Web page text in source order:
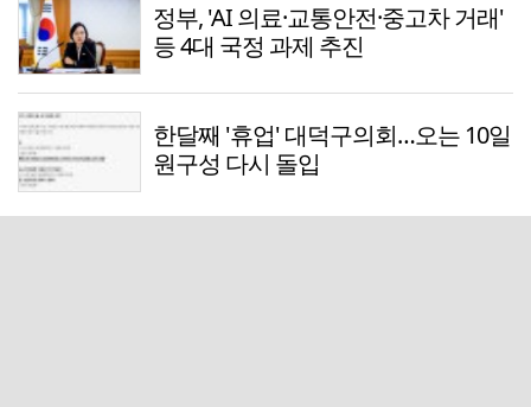
정부, 'AI 의료·교통안전·중고차 거래'
등 4대 국정 과제 추진
한달째 '휴업' 대덕구의회…오는 10일
원구성 다시 돌입